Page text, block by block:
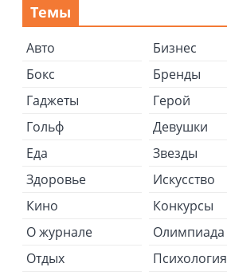
Темы
Авто
Бизнес
Бокс
Бренды
Гаджеты
Герой
Гольф
Девушки
Еда
Звезды
Здоровье
Искусство
Кино
Конкурсы
О журнале
Олимпиада
Отдых
Психология